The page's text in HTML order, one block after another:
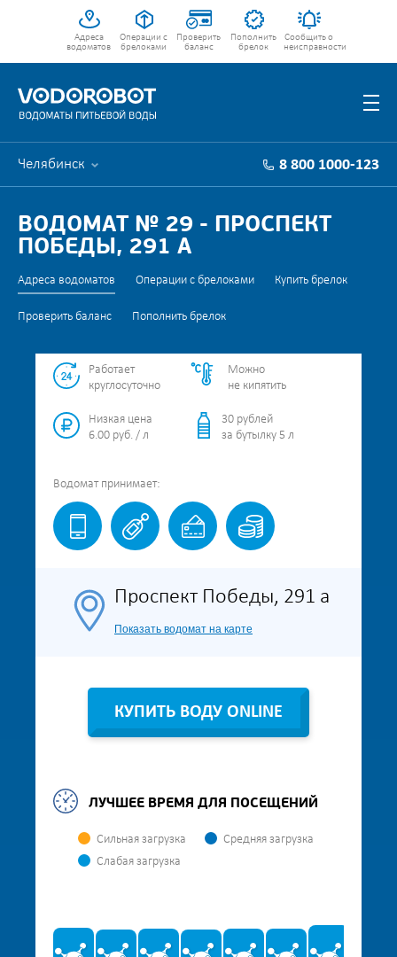
Адреса
водоматов
Операции с
брелоками
Проверить
баланс
Пополнить
брелок
Сообщить о
неисправности
Челябинск 8 800 1000-123
ВОДОМАТ № 29 - ПРОСПЕКТ
ПОБЕДЫ, 291 А
Адреса водоматов Операции с брелоками Купить брелок
Проверить баланс Пополнить брелок
Работает
круглосуточно
Можно
не кипятить
Низкая цена
6.00 руб. / л
30 рублей
за бутылку 5 л
Водомат принимает:
Проспект Победы, 291 а
Показать водомат на карте
КУПИТЬ ВОДУ ONLINE
ЛУЧШЕЕ ВРЕМЯ ДЛЯ ПОСЕЩЕНИЙ
Сильная загрузка
Средняя загрузка
Слабая загрузка